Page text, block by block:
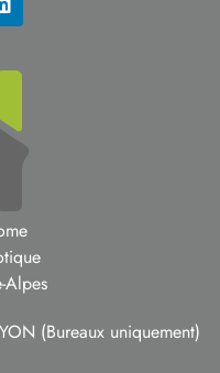
Alpes
(Bureaux uniquement)